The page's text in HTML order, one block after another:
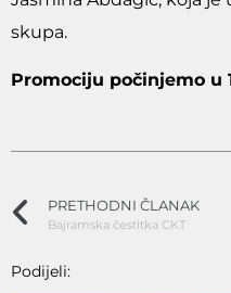
skupa.
Promociju počinjemo u
PRETHODNI ČLANAK
Bajramska čestitka CKT
Podijeli: